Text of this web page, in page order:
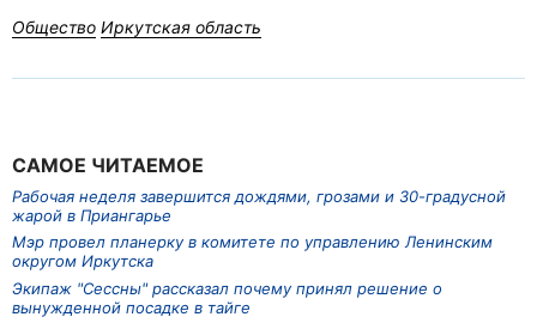
Общество Иркутская область
САМОЕ ЧИТАЕМОЕ
Рабочая неделя завершится дождями, грозами и 30-градусной
жарой в Приангарье
Мэр провел планерку в комитете по управлению Ленинским
округом Иркутска
Экипаж "Сессны" рассказал почему принял решение о
вынужденной посадке в тайге